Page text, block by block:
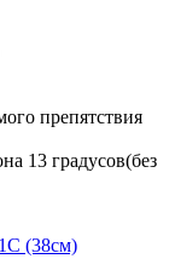
препятствия
13 градусов(без